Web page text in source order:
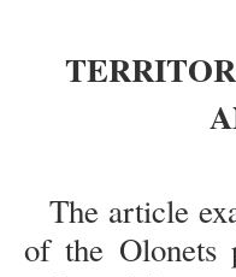
The article
of the Olonets